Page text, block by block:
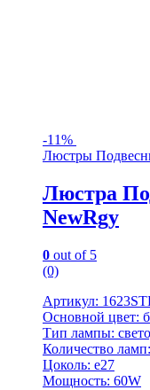
-11%
Люстры
Люстра
NewRgy
0 out of 5
(0)
Артикул:
Основной цвет:
Тип лампы:
Количество
Цоколь: е27
Мощность: 60W